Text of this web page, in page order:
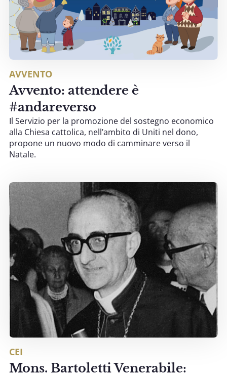
AVVENTO
Avvento: attendere è
#andareverso
Il Servizio per la promozione del sostegno economico
alla Chiesa cattolica, nell’ambito di Uniti nel dono,
propone un nuovo modo di camminare verso il
Natale.
CEI
Mons. Bartoletti Venerabile: